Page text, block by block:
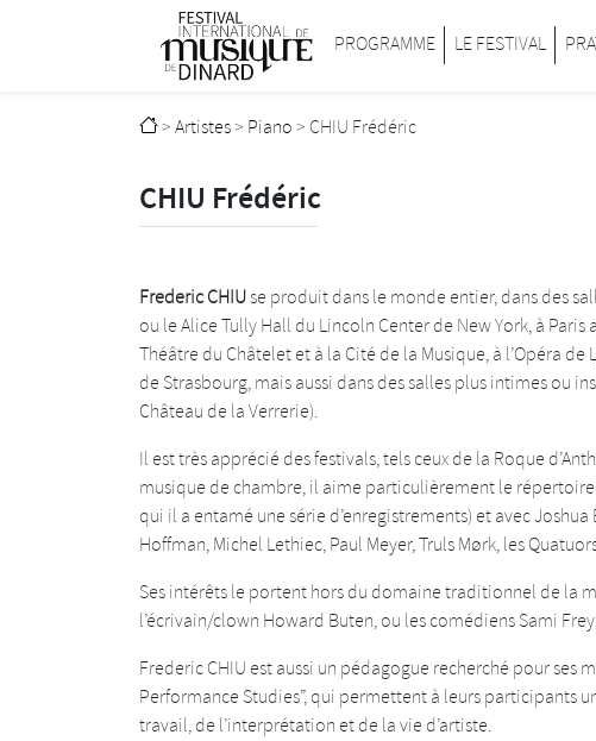
Passer au contenu principal
Festival international de musique de Dinard
PROGRAMME LE FESTIVAL
>Artistes> Piano> CHIU Frédéric
CHIU Frédéric
Frederic CHIUse produit dans le monde entier, dans des
ou le Alice Tully Hall du Lincoln Center de New York, à
Théâtre du Châtelet et à la Cité de la Musique, à l’Opéra
de Strasbourg, mais aussi dans des salles plus intimes ou
Château de la Verrerie).
Il est très apprécié des festivals, tels ceux de la Roque
musique de chambre, il aime particulièrement le
qui il a entamé une série d’enregistrements) et avec
Hoffman, Michel Lethiec, Paul Meyer, Truls Mørk, les
Ses intérêts le portent hors du domaine traditionnel de la
l’écrivain/clown Howard Buten, ou les comédiens Sami
Frederic CHIU est aussi un pédagogue recherché pour ses
Performance Studies”, qui permettent à leurs
travail, de l’interprétation et de la vie d’artiste.